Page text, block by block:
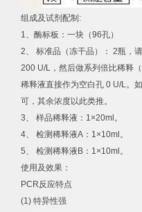
组成及试剂配制 :
1、酶标板：一块（96孔）
2、 标准品（冻干品）： 2瓶，
200 U/L ，然后做系列倍比稀释
稀释液直接作为空白孔 0 U/L。
可，其余浓度以此类推。
3、 样品稀释液： 1×20ml 。
4、 检测稀释液A ： 1×10ml 。
5、 检测稀释液 B ： 1×10ml 。
使用及效果：
PCR反应特点
(1) 特异性强